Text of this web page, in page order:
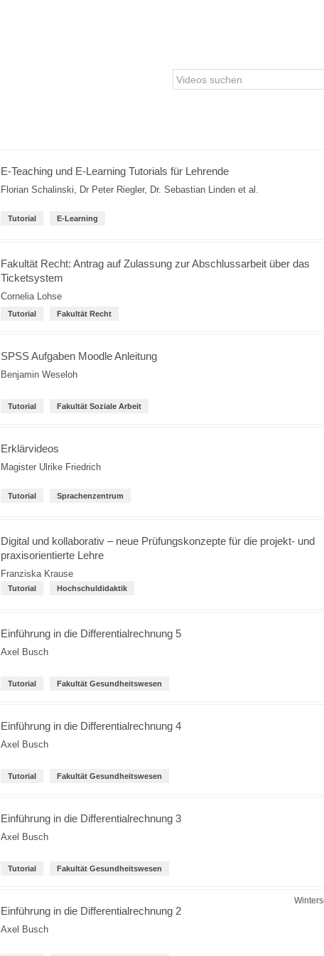
E-Teaching und E-Learning Tutorials für Lehrende
Florian Schalinski, Dr Peter Riegler, Dr. Sebastian Linden et al.
Tutorial E-Learning
Fakultät Recht: Antrag auf Zulassung zur Abschlussarbeit über das
Ticketsystem
Cornelia Lohse
Tutorial Fakultät Recht
SPSS Aufgaben Moodle Anleitung
Benjamin Weseloh
Tutorial Fakultät Soziale Arbeit
Erklärvideos
Magister Ulrike Friedrich
Tutorial Sprachenzentrum
Digital und kollaborativ – neue Prüfungskonzepte für die projekt- und
praxisorientierte Lehre
Franziska Krause
Tutorial Hochschuldidaktik
Einführung in die Differentialrechnung 5
Axel Busch
Tutorial Fakultät Gesundheitswesen
Einführung in die Differentialrechnung 4
Axel Busch
Tutorial Fakultät Gesundheitswesen
Einführung in die Differentialrechnung 3
Axel Busch
Tutorial Fakultät Gesundheitswesen
Einführung in die Differentialrechnung 2
Axel Busch